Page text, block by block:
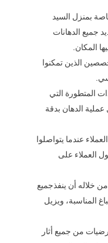
بمنزل السيد
جميع الدهانات
المكان.
الذين تمكنوا
المتطورة التي
الدهان بدقة
عندما يتواصلوا
العملاء على
خلاله أن ينفذجميع
المناسبة، ويزيل
من جميع أثار